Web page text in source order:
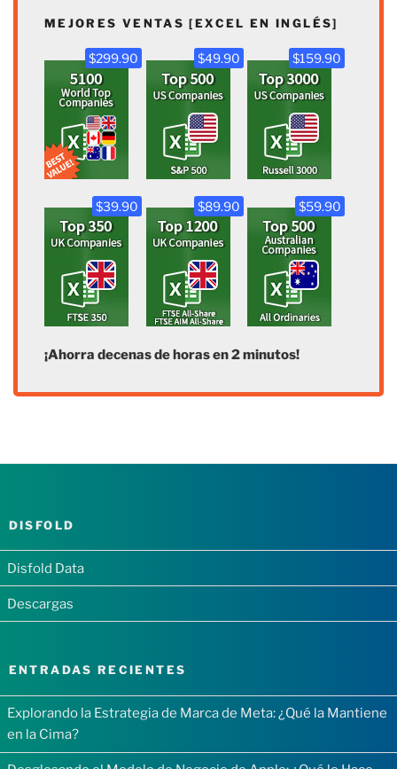
MEJORES VENTAS [EXCEL EN INGLÉS]
$299.90 $49.90 $159.90
$39.90 $89.90 $59.90
¡Ahorra decenas de horas en 2 minutos!
DISFOLD
Disfold Data
Descargas
ENTRADAS RECIENTES
Explorando la Estrategia de Marca de Meta: ¿Qué la Mantiene
en la Cima?